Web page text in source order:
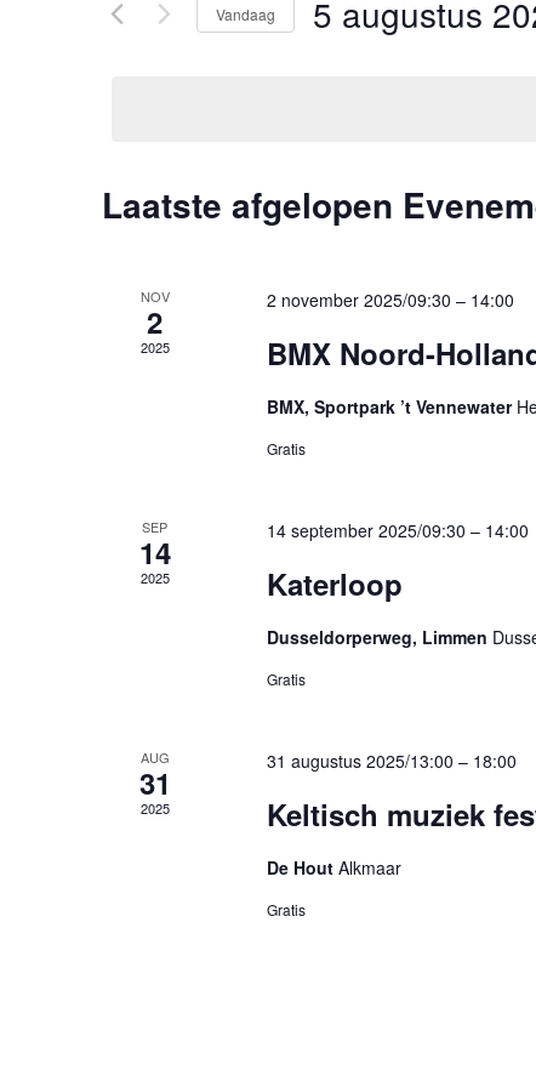
en
Zoek
Vandaag 5 augustus
Laatste afgelopen
NOV
2
2025
2 november 2025/09:30 – 14:00
BMX Noord-
BMX, Sportpark ’t Vennewater
Gratis
SEP
14
2025
14 september 2025/09:30 – 14:00
Katerloop
Dusseldorperweg, Limmen
Gratis
AUG
31
2025
31 augustus 2025/13:00 – 18:00
Keltisch muziek
De Hout Alkmaar
Gratis